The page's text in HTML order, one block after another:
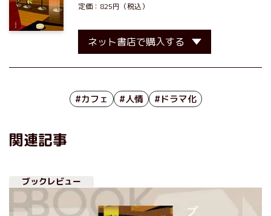
定価：825円（税込）
ネット書店で購入する
#カフェ #人情 #ドラマ化
関連記事
ブックレビュー